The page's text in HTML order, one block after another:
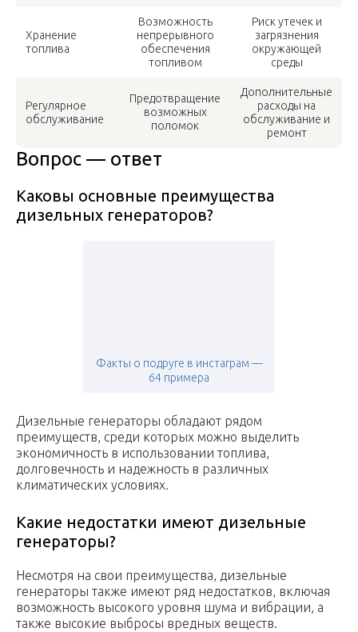
Хранение
топлива
Возможность
непрерывного
обеспечения
топливом
Риск утечек и
загрязнения
окружающей
среды
Регулярное
обслуживание
Предотвращение
возможных
поломок
Дополнительные
расходы на
обслуживание и
ремонт
Вопрос — ответ
Каковы основные преимущества
дизельных генераторов?
Факты о подруге в инстаграм —
64 примера
Дизельные генераторы обладают рядом
преимуществ, среди которых можно выделить
экономичность в использовании топлива,
долговечность и надежность в различных
климатических условиях.
Какие недостатки имеют дизельные
генераторы?
Несмотря на свои преимущества, дизельные
генераторы также имеют ряд недостатков, включая
возможность высокого уровня шума и вибрации, а
также высокие выбросы вредных веществ.